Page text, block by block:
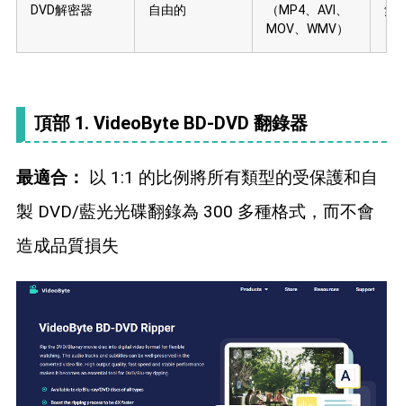
DVD解密器 自由的
（MP4、AVI、
MOV、WMV）
無
頂部 1. VideoByte BD-DVD 翻錄器
最適合： 以 1:1 的比例將所有類型的受保護和自
製 DVD/藍光光碟翻錄為 300 多種格式，而不會
造成品質損失